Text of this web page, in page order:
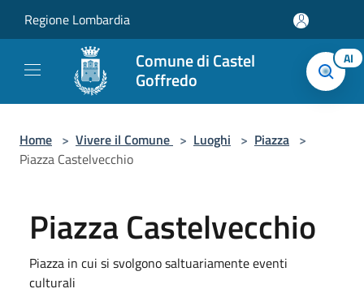
Regione Lombardia
Comune di Castel
Goffredo
AI
Home > Vivere il Comune > Luoghi > Piazza >
Piazza Castelvecchio
Piazza Castelvecchio
Piazza in cui si svolgono saltuariamente eventi
culturali